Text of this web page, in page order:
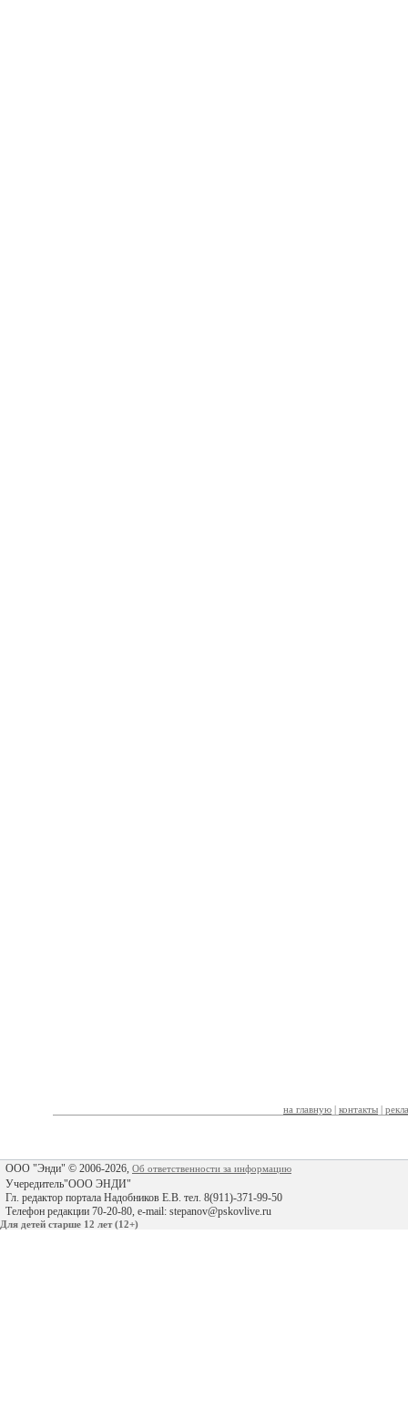
на главную | контакты |
ООО "Энди" © 2006-2026, Об ответственности за информацию
Учередитель"ООО ЭНДИ"
Гл. редактор портала Надобников Е.В. тел. 8(911)-371-99-50
Телефон редакции 70-20-80, e-mail: stepanov@pskovlive.ru
Для детей старше 12 лет (12+)